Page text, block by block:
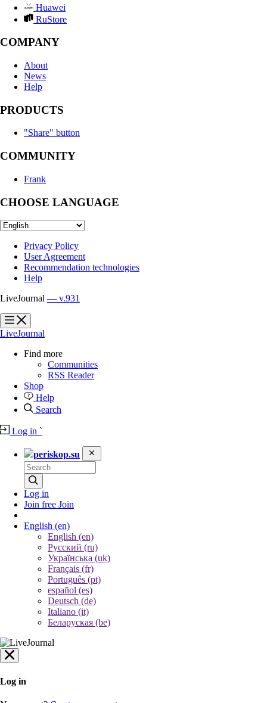
Huawei
RuStore
COMPANY
About
News
Help
PRODUCTS
"Share" button
COMMUNITY
Frank
CHOOSE LANGUAGE
Privacy Policy
User Agreement
Recommendation technologies
Help
LiveJournal — v.931
?
?
LiveJournal
Find more
Communities
RSS Reader
Shop
Help
Search
Log in `
periskop.su
Log in
Join free Join
English (en)
English (en)
Русский (ru)
Українська (uk)
Français (fr)
Português (pt)
español (es)
Deutsch (de)
Italiano (it)
Беларуская (be)
Log in